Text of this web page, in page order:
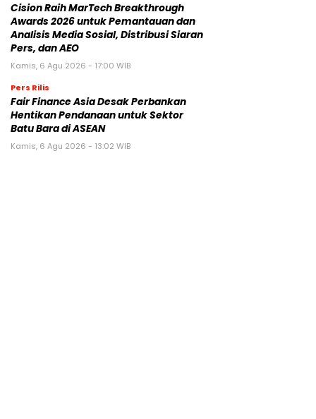
Cision Raih MarTech Breakthrough
Awards 2026 untuk Pemantauan dan
Analisis Media Sosial, Distribusi Siaran
Pers, dan AEO
Kamis, 6 Agu 2026 - 17:00 WIB
Pers Rilis
Fair Finance Asia Desak Perbankan
Hentikan Pendanaan untuk Sektor
Batu Bara di ASEAN
Kamis, 6 Agu 2026 - 13:02 WIB